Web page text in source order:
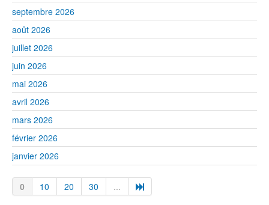
septembre 2026
août 2026
juillet 2026
juin 2026
mai 2026
avril 2026
mars 2026
février 2026
janvier 2026
0 10 20 30 ...